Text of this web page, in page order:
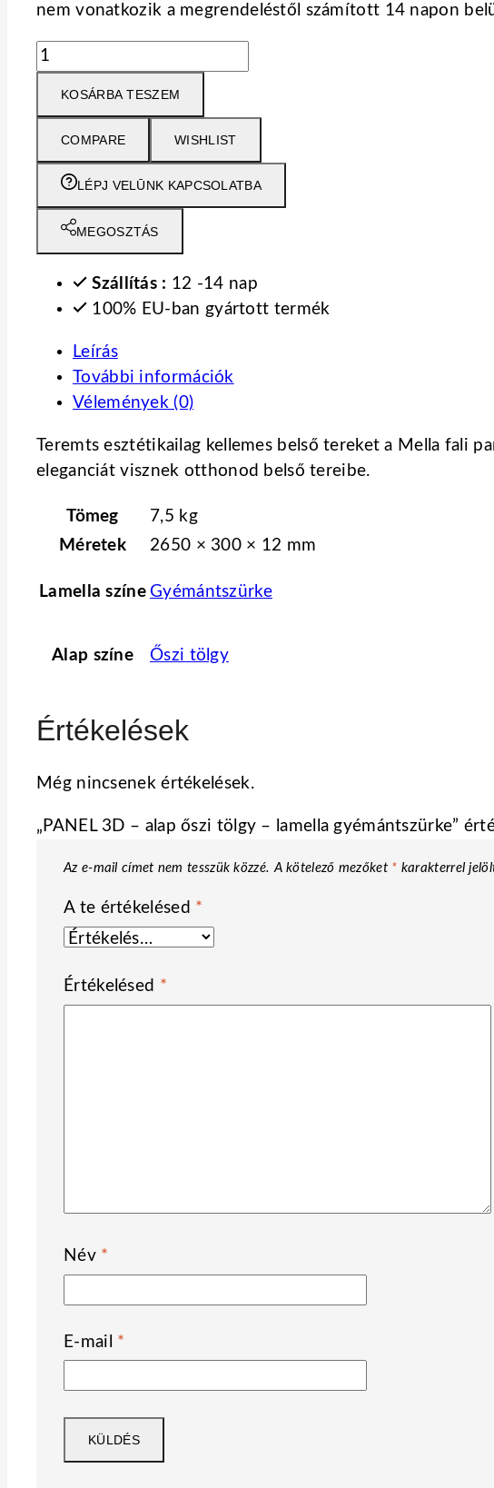
nem vonatkozik a megrendeléstől számított 14 napon
KOSÁRBA TESZEM
COMPARE WISHLIST
LÉPJ VELŪNK KAPCSOLATBA
MEGOSZTÁS
Szállítás : 12 -14 nap
100% EU-ban gyártott termék
Leírás
További információk
Vélemények (0)
Teremts esztétikailag kellemes belső tereket a Mella fali
eleganciát visznek otthonod belső tereibe.
Tömeg
7,5 kg
Méretek
2650 × 300 × 12 mm
Lamella színe Gyémántszürke
Alap színe Őszi tölgy
Értékelések
Még nincsenek értékelések.
„PANEL 3D – alap őszi tölgy – lamella gyémántszürke”
Az e-mail címet nem tesszük közzé. A kötelező mezőket * karakterrel
A te értékelésed *
Értékelésed *
Név *
E-mail *